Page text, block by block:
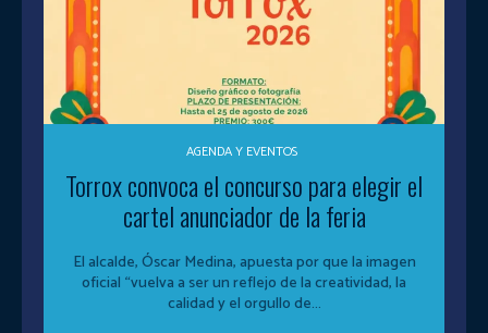
AGENDA Y EVENTOS
Torrox convoca el concurso para elegir el
cartel anunciador de la feria
El alcalde, Óscar Medina, apuesta por que la imagen
oficial “vuelva a ser un reflejo de la creatividad, la
calidad y el orgullo de...